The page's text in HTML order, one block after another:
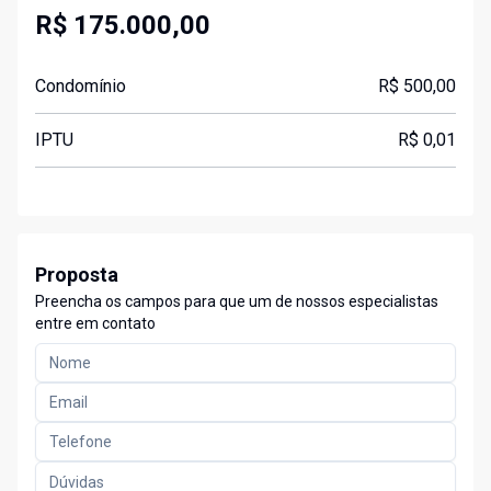
R$ 175.000,00
Condomínio R$ 500,00
IPTU R$ 0,01
Proposta
Preencha os campos para que um de nossos especialistas
entre em contato